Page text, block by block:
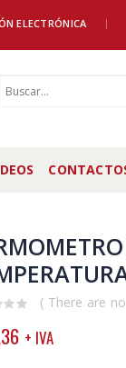
ELECTRÓNICA
( There are
+ IVA